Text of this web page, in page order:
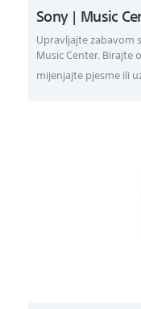
Sony | Music
Upravljajte zabavom
Music Center.
mijenjajte pjesme ili